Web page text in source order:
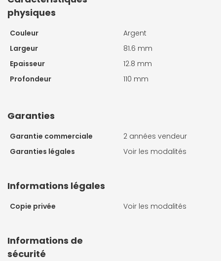
physiques
Couleur
Argent
Largeur
81.6 mm
Epaisseur
12.8 mm
Profondeur
110 mm
Garanties
Garantie commerciale
2 années vendeur
Garanties légales
Voir les modalités
Informations légales
Copie privée Voir les modalités
Informations de
sécurité